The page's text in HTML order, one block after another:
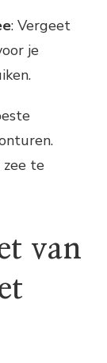
: Vergeet
je
zee te
van